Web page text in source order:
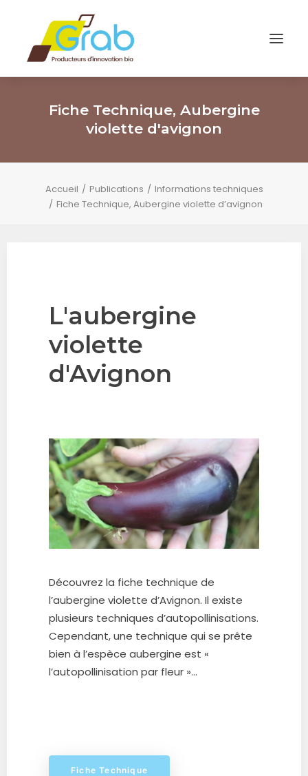
Fiche Technique, Aubergine
violette d'avignon
Accueil Publications
Informations techniques
Fiche Technique, Aubergine violette d’avignon
L'aubergine
violette
d'Avignon
Découvrez la fiche technique de
l’aubergine violette d’Avignon. Il existe
plusieurs techniques d’autopollinisations.
Cependant, une technique qui se prête
bien à l’espèce aubergine est «
l’autopollinisation par fleur »…
Fiche Technique